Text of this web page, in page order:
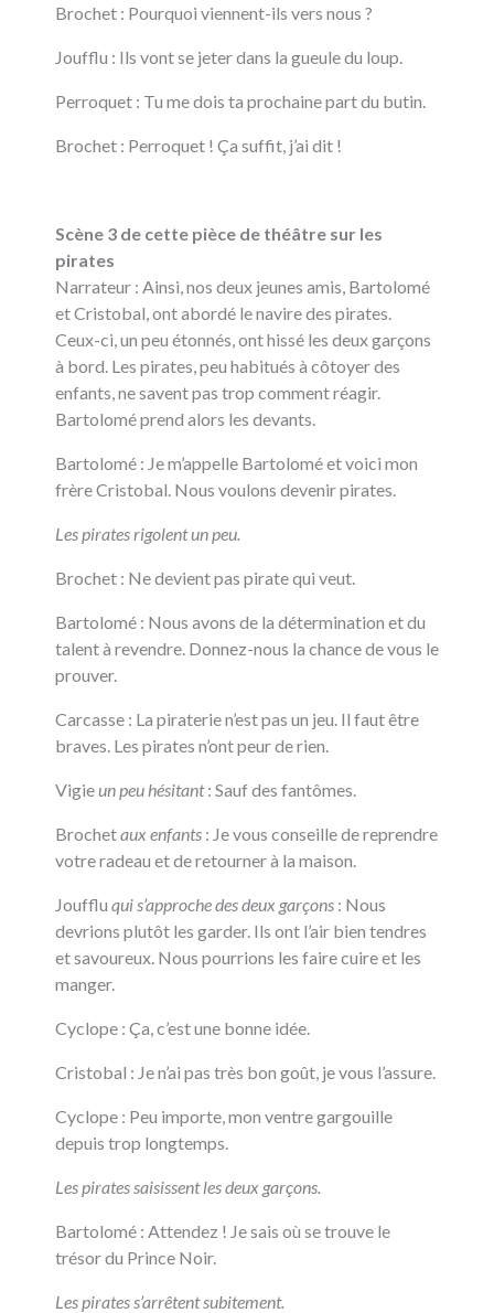
Brochet : Pourquoi viennent-ils vers nous ?
Joufflu : Ils vont se jeter dans la gueule du loup.
Perroquet : Tu me dois ta prochaine part du butin.
Brochet : Perroquet ! Ça suffit, j’ai dit !
Scène 3 de cette pièce de théâtre sur les
pirates
Narrateur : Ainsi, nos deux jeunes amis, Bartolomé
et Cristobal, ont abordé le navire des pirates.
Ceux-ci, un peu étonnés, ont hissé les deux garçons
à bord. Les pirates, peu habitués à côtoyer des
enfants, ne savent pas trop comment réagir.
Bartolomé prend alors les devants.
Bartolomé : Je m’appelle Bartolomé et voici mon
frère Cristobal. Nous voulons devenir pirates.
Les pirates rigolent un peu.
Brochet : Ne devient pas pirate qui veut.
Bartolomé : Nous avons de la détermination et du
talent à revendre. Donnez-nous la chance de vous le
prouver.
Carcasse : La piraterie n’est pas un jeu. Il faut être
braves. Les pirates n’ont peur de rien.
Vigieun peu hésitant: Sauf des fantômes.
Brochetaux enfants : Je vous conseille de reprendre
votre radeau et de retourner à la maison.
Joufflu qui s’approche des deux garçons : Nous
devrions plutôt les garder. Ils ont l’air bien tendres
et savoureux. Nous pourrions les faire cuire et les
manger.
Cyclope : Ça, c’est une bonne idée.
Cristobal : Je n’ai pas très bon goût, je vous l’assure.
Cyclope : Peu importe, mon ventre gargouille
depuis trop longtemps.
Les pirates saisissent les deux garçons.
Bartolomé : Attendez ! Je sais où se trouve le
trésor du Prince Noir.
Les pirates s’arrêtent subitement.